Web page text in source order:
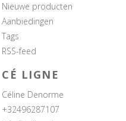
Nieuwe producten
Aanbiedingen
Tags
RSS-feed
CÉ LIGNE
Céline Denorme
+32496287107